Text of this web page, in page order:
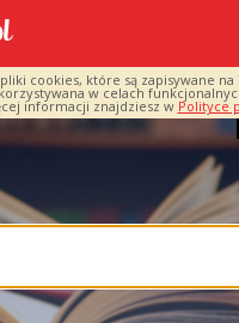
cookies, które są zapisywane
w celach
informacji znajdziesz w Polityce